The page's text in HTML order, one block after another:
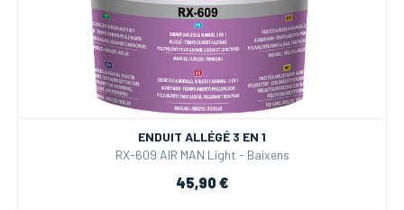
ENDUIT ALLÉGÉ 3 EN 1
RX-609 AIR MAN Light - Baixens
45,90 €